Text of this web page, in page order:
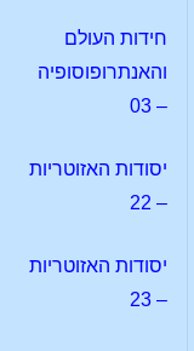
חידות העולם
והאנתרופוסופיה
– 03
יסודות האזוטריות
– 22
יסודות האזוטריות
– 23